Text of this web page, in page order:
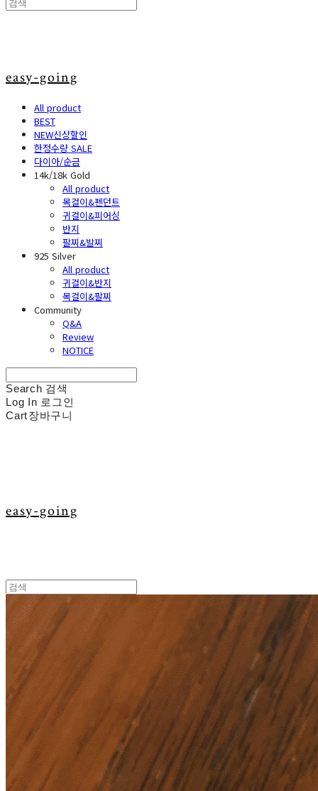
easy-going
All product
BEST
NEW신상할인
한정수량 SALE
다이아/순금
14k/18k Gold
All product
목걸이&펜던트
귀걸이&피어싱
반지
팔찌&발찌
925 Silver
All product
귀걸이&반지
목걸이&팔찌
Community
Q&A
Review
NOTICE
Search 검색
Log In 로그인
Cart장바구니
easy-going